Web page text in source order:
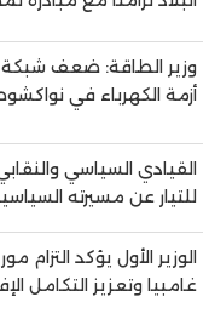
وزير الطاقة: ضعف شبكة
أزمة الكهرباء في
القيادي السياسي
للتيار عن مسيرته
الوزير الأول يؤكد التزام
غامبيا وتعزيز التكامل